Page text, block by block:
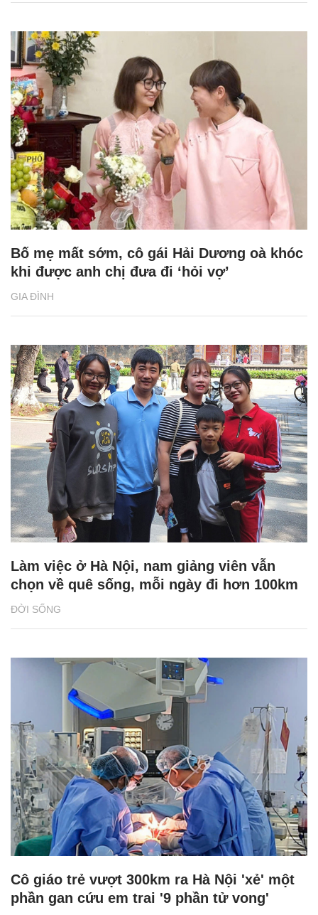
GIA ĐÌNH
Bố mẹ mất sớm, cô gái Hải Dương oà khóc
khi được anh chị đưa đi ‘hỏi vợ’
ĐỜI SỐNG
Làm việc ở Hà Nội, nam giảng viên vẫn
chọn về quê sống, mỗi ngày đi hơn 100km
Cô giáo trẻ vượt 300km ra Hà Nội 'xẻ' một
phần gan cứu em trai '9 phần tử vong'